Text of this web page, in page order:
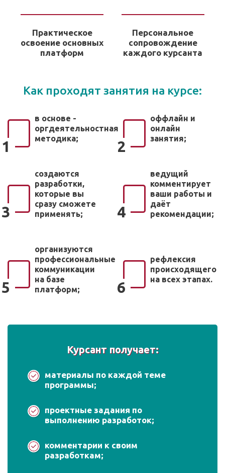
Практическое
освоение основных
платформ
Персональное
сопровождение
каждого курсанта
Как проходят занятия на курсе:
1
в основе -
оргдеятельностная
методика;
2
оффлайн и
онлайн
занятия;
3
создаются
разработки,
которые вы
сразу сможете
применять;
4
ведущий
комментирует
ваши работы и
даёт
рекомендации;
5
организуются
профессиональные
коммуникации
на базе
платформ;
6
рефлексия
происходящего
на всех этапах.
Курсант получает:
материалы по каждой теме
программы;
проектные задания по
выполнению разработок;
комментарии к своим
разработкам;